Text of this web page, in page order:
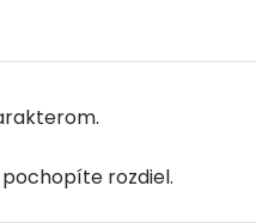
rozdiel.